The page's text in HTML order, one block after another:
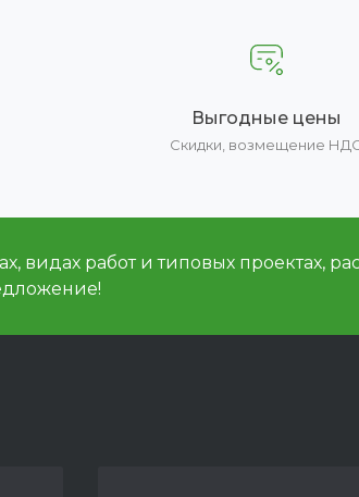
Выгодные цены
Скидки, возмещение
видах работ и типовых проектах,